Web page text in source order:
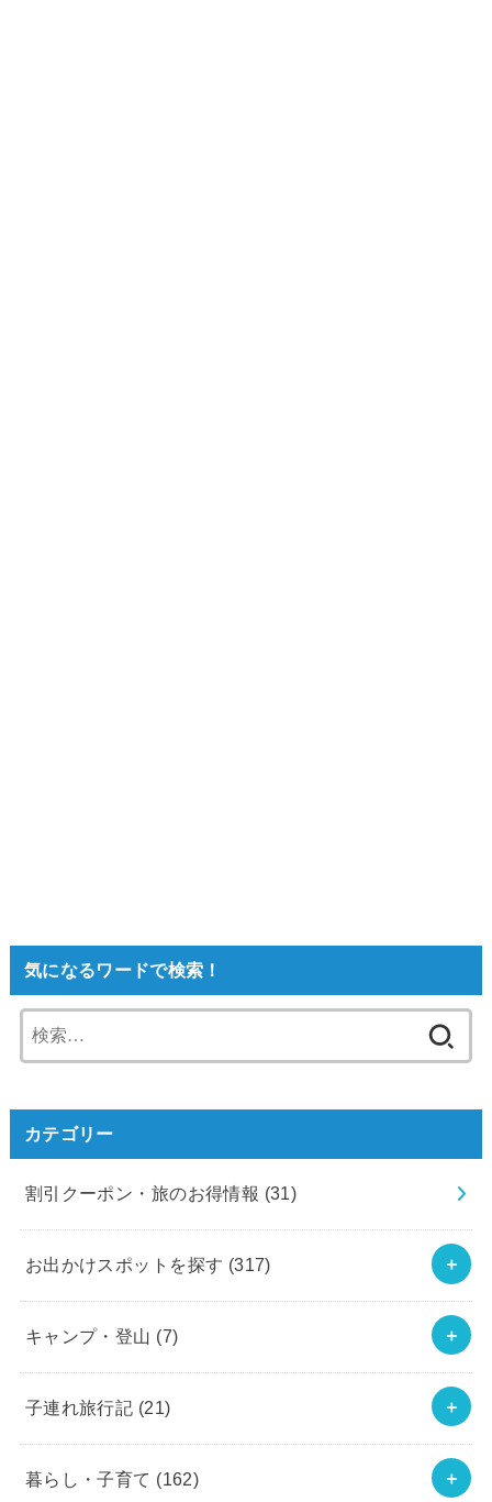
気になるワードで検索！
索:
カテゴリー
割引クーポン・旅のお得情報 (31)
お出かけスポットを探す (317)
キャンプ・登山 (7)
子連れ旅行記 (21)
暮らし・子育て (162)